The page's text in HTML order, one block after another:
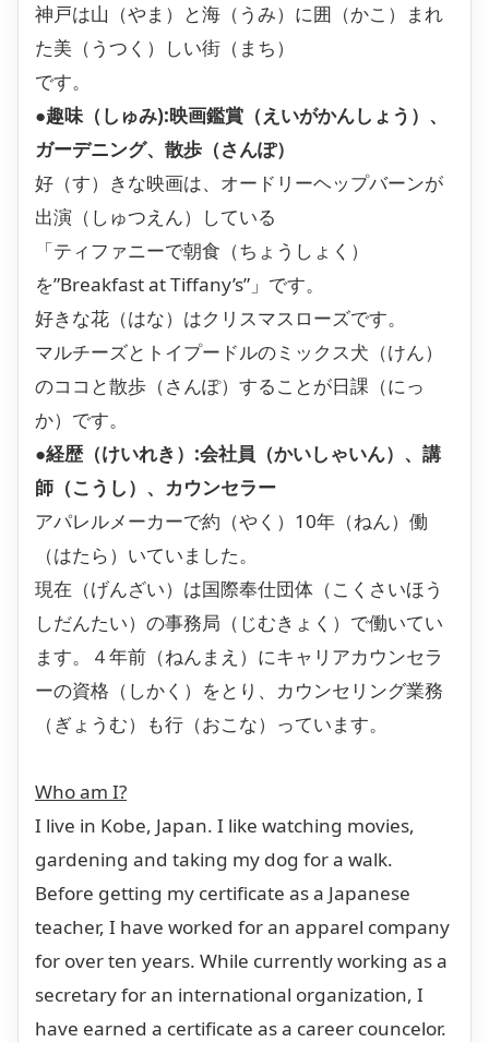
神戸は山（やま）と海（うみ）に囲（かこ）まれ
た美（うつく）しい街（まち）
です。
●趣味（しゅみ):映画鑑賞（えいがかんしょう）、
ガーデニング、散歩（さんぽ）
好（す）きな映画は、オードリーヘップバーンが
出演（しゅつえん）している
「ティファニーで朝食（ちょうしょく）
を”Breakfast at Tiffany’s”」です。
好きな花（はな）はクリスマスローズです。
マルチーズとトイプードルのミックス犬（けん）
のココと散歩（さんぽ）することが日課（にっ
か）です。
●経歴（けいれき）:会社員（かいしゃいん）、講
師（こうし）、カウンセラー
アパレルメーカーで約（やく）10年（ねん）働
（はたら）いていました。
現在（げんざい）は国際奉仕団体（こくさいほう
しだんたい）の事務局（じむきょく）で働いてい
ます。４年前（ねんまえ）にキャリアカウンセラ
ーの資格（しかく）をとり、カウンセリング業務
（ぎょうむ）も行（おこな）っています。
Who am I?
I live in Kobe, Japan. I like watching movies,
gardening and taking my dog for a walk.
Before getting my certificate as a Japanese
teacher, I have worked for an apparel company
for over ten years. While currently working as a
secretary for an international organization, I
have earned a certificate as a career councelor.